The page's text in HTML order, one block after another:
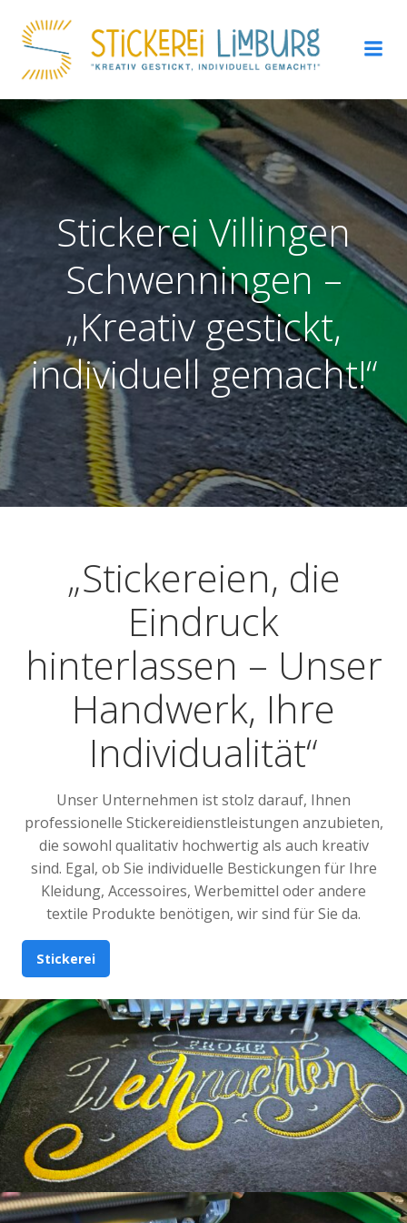
Inhalt
springen
Stickerei Villingen
Schwenningen –
„Kreativ gestickt,
individuell gemacht!“
„Stickereien, die
Eindruck
hinterlassen – Unser
Handwerk, Ihre
Individualität“
Unser Unternehmen ist stolz darauf, Ihnen
professionelle Stickereidienstleistungen anzubieten,
die sowohl qualitativ hochwertig als auch kreativ
sind. Egal, ob Sie individuelle Bestickungen für Ihre
Kleidung, Accessoires, Werbemittel oder andere
textile Produkte benötigen, wir sind für Sie da.
Stickerei